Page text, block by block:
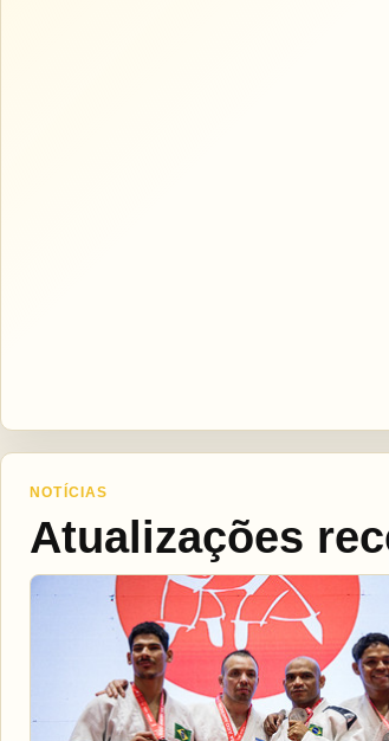
NOTÍCIAS
Atualizações